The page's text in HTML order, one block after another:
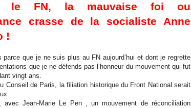
le FN, la mauvaise foi ou
crasse de la socialiste Anne
!
parce que je ne suis plus au FN aujourd’hui et dont je regrette
que je ne défends pas l’honneur du mouvement qui fut
vingt ans.
Conseil de Paris, la filiation historique du Front National serait
Jean-Marie Le Pen , un mouvement de réconciliation